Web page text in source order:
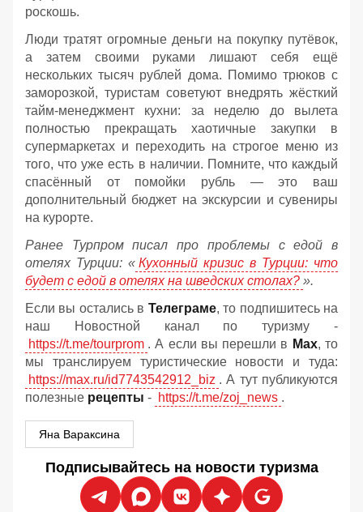
роскошь.
Люди тратят огромные деньги на покупку путёвок,
а затем своими руками лишают себя ещё
нескольких тысяч рублей дома. Помимо трюков с
заморозкой, туристам советуют внедрять жёсткий
тайм-менеджмент кухни: за неделю до вылета
полностью прекращать хаотичные закупки в
супермаркетах и переходить на строгое меню из
того, что уже есть в наличии. Помните, что каждый
спасённый от помойки рубль — это ваш
дополнительный бюджет на экскурсии и сувениры
на курорте.
Ранее Турпром писал про проблемы с едой в
отелях Турции: « Кухонный кризис в Турции: что
будет с едой в отелях на шведских столах? ».
Если вы остались в Телеграме, то подпишитесь на
наш Новостной канал по туризму -
https://t.me/tourprom . А если вы перешли в Мах, то
мы транслируем туристические новости и туда:
https://max.ru/id7743542912_biz . А тут публикуются
полезные рецепты - https://t.me/zoj_news .
Яна Вараксина
Подписывайтесь на новости туризма